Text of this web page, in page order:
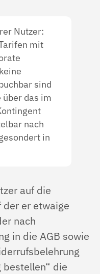
Nutzer:
mit
sind
über das im
nach
in
auf die
er etwaige
nach
in die AGB sowie
die